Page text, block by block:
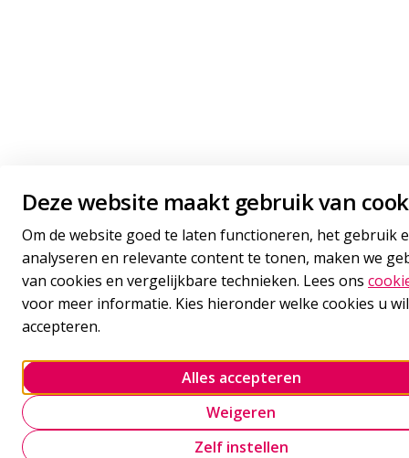
Deze website maakt gebruik van
Om de website goed te laten functioneren, het gebruik
analyseren en relevante content te tonen, maken we
van cookies en vergelijkbare technieken. Lees ons
voor meer informatie. Kies hieronder welke cookies u
accepteren.
Alles accepteren
Weigeren
Zelf instellen